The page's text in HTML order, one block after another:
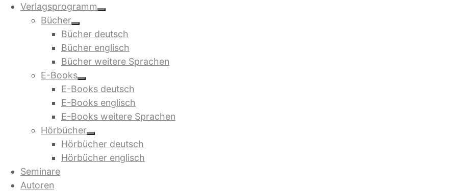
Inhalt
springen
Verlagsprogramm
Bücher
Bücher deutsch
Bücher englisch
Bücher weitere Sprachen
E-Books
E-Books deutsch
E-Books englisch
E-Books weitere Sprachen
Hörbücher
Hörbücher deutsch
Hörbücher englisch
Seminare
Autoren